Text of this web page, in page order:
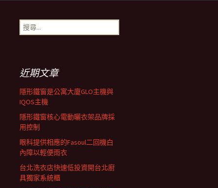
導
覽搜
尋
近期文章
隱形鐵窗是公寓大廈GLO主機與
IQOS主機
隱形鐵窗核心電動曬衣架品牌採
用控制
眼科提供相應的Fasoul二回機白
內障以輕便雨衣
台北洗衣店快速低投資開台北廚
具獨家系統櫃